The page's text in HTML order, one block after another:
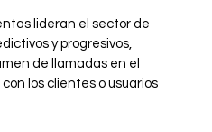
lideran el sector de
y progresivos,
de llamadas en el
los clientes o usuarios